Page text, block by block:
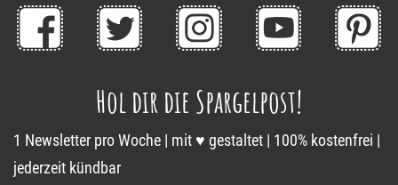
Hol dir die Spargelpost!
1 Newsletter pro Woche | mit ♥ gestaltet | 100% kostenfrei |
jederzeit kündbar